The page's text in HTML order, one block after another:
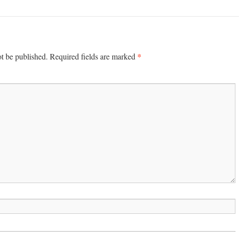
be published. Required fields are marked *